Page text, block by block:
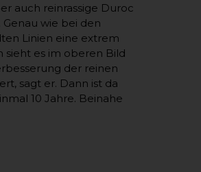
auch reinrassige Duroc
wie bei den
Linien eine extrem
sieht es im oberen Bild
der reinen
sagt er. Dann ist da
10 Jahre. Beinahe